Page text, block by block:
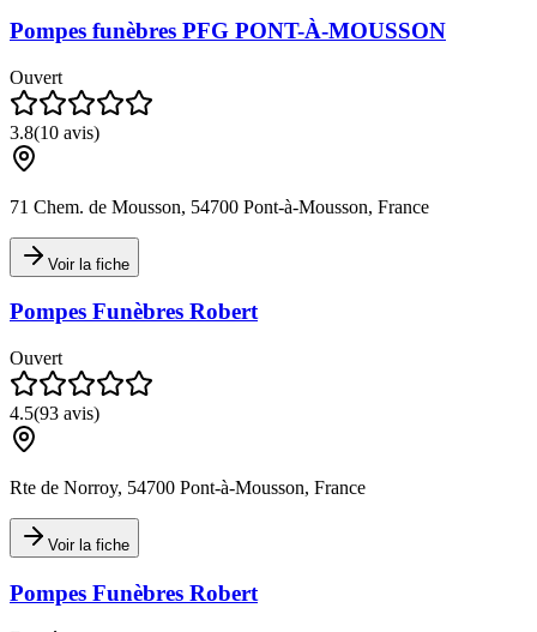
Pompes funèbres PFG PONT-À-MOUSSON
Ouvert
3.8(10 avis)
71 Chem. de Mousson, 54700 Pont-à-Mousson, France
Voir la fiche
Pompes Funèbres Robert
Ouvert
4.5(93 avis)
Rte de Norroy, 54700 Pont-à-Mousson, France
Voir la fiche
Pompes Funèbres Robert